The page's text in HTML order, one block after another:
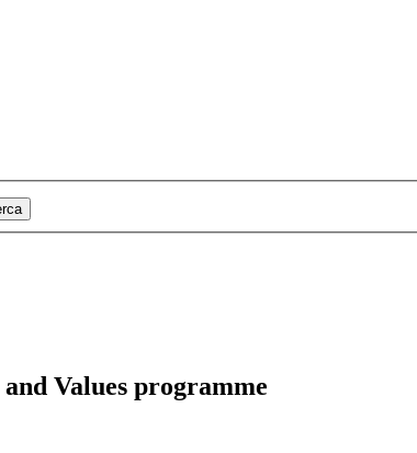
Values programme